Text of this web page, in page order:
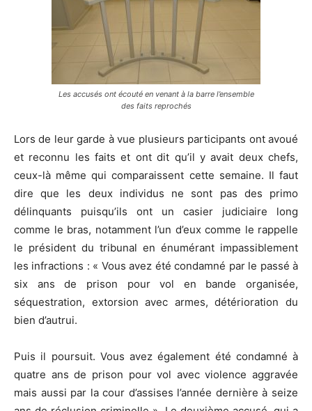
Les accusés ont écouté en venant à la barre l’ensemble
des faits reprochés
Lors de leur garde à vue plusieurs participants ont avoué
et reconnu les faits et ont dit qu’il y avait deux chefs,
ceux-là même qui comparaissent cette semaine. Il faut
dire que les deux individus ne sont pas des primo
délinquants puisqu’ils ont un casier judiciaire long
comme le bras, notamment l’un d’eux comme le rappelle
le président du tribunal en énumérant impassiblement
les infractions : « Vous avez été condamné par le passé à
six ans de prison pour vol en bande organisée,
séquestration, extorsion avec armes, détérioration du
bien d’autrui.
Puis il poursuit. Vous avez également été condamné à
quatre ans de prison pour vol avec violence aggravée
mais aussi par la cour d’assises l’année dernière à seize